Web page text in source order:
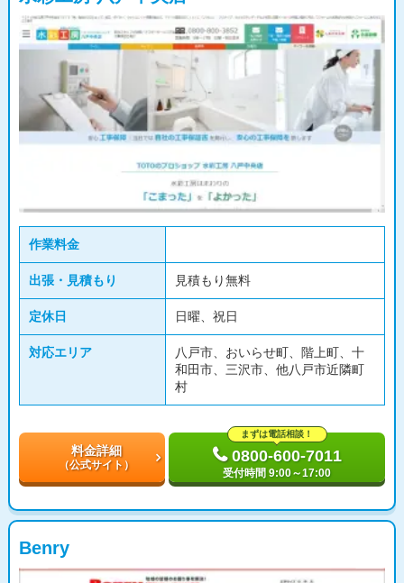
作業料金
出張・見積もり 見積もり無料
定休日 日曜、祝日
対応エリア
八戸市、おいらせ町、階上町、十
和田市、三沢市、他八戸市近隣町
村
料金詳細
（公式サイト）
まずは電話相談！
0800-600-7011
受付時間 9:00～17:00
Benry